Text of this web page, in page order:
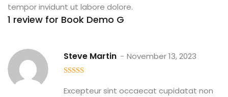
tempor invidunt ut labore dolore.
1 review for Book Demo G
Steve Martin November 13, 2023
Excepteur sint occaecat cupidatat non